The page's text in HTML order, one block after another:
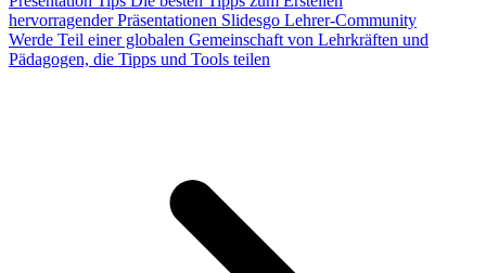
hervorragender Präsentationen Slidesgo Lehrer-Community
Werde Teil einer globalen Gemeinschaft von Lehrkräften und
Pädagogen, die Tipps und Tools teilen